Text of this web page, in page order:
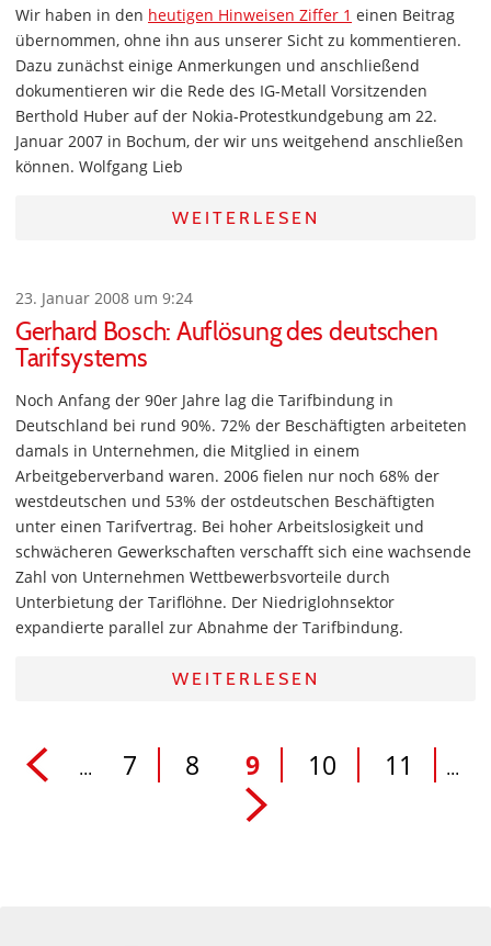
Wir haben in den heutigen Hinweisen Ziffer 1 einen Beitrag
übernommen, ohne ihn aus unserer Sicht zu kommentieren.
Dazu zunächst einige Anmerkungen und anschließend
dokumentieren wir die Rede des IG-Metall Vorsitzenden
Berthold Huber auf der Nokia-Protestkundgebung am 22.
Januar 2007 in Bochum, der wir uns weitgehend anschließen
können. Wolfgang Lieb
WEITERLESEN
23. Januar 2008 um 9:24
Gerhard Bosch: Auflösung des deutschen
Tarifsystems
Noch Anfang der 90er Jahre lag die Tarifbindung in
Deutschland bei rund 90%. 72% der Beschäftigten arbeiteten
damals in Unternehmen, die Mitglied in einem
Arbeitgeberverband waren. 2006 fielen nur noch 68% der
westdeutschen und 53% der ostdeutschen Beschäftigten
unter einen Tarifvertrag. Bei hoher Arbeitslosigkeit und
schwächeren Gewerkschaften verschafft sich eine wachsende
Zahl von Unternehmen Wettbewerbsvorteile durch
Unterbietung der Tariflöhne. Der Niedriglohnsektor
expandierte parallel zur Abnahme der Tarifbindung.
WEITERLESEN
... 7 8 9 10 11 ...